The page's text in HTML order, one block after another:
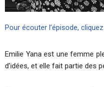
Pour écouter l’épisode,
Emilie Yana est une femme
d’idées, et elle fait partie des